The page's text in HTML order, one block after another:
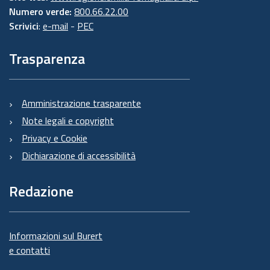
Numero verde: 800.66.22.00
Scrivici: e-mail - PEC
Trasparenza
Amministrazione trasparente
Note legali e copyright
Privacy e Cookie
Dichiarazione di accessibilità
Redazione
Informazioni sul Burert
e contatti